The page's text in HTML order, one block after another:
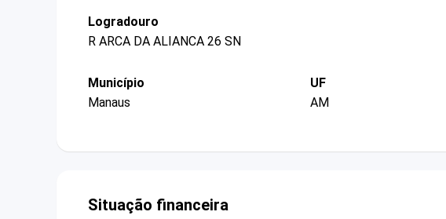
Logradouro
R ARCA DA ALIANCA 26 SN
Município
Manaus
UF
AM
Situação financeira